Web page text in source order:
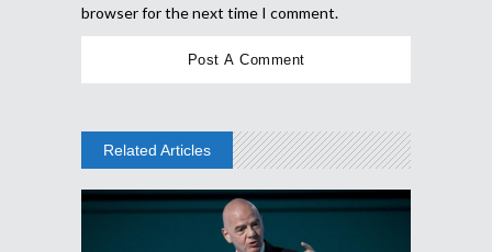
browser for the next time I comment.
Related Articles